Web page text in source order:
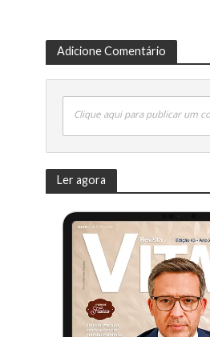
Adicione Comentário
Clique aqui para publicar um
Ler agora